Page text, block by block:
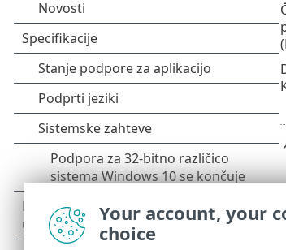
Your account, your
choice